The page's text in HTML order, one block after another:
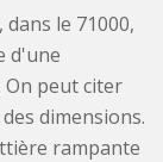
le 71000,
d'une
peut citer
dimensions.
rampante